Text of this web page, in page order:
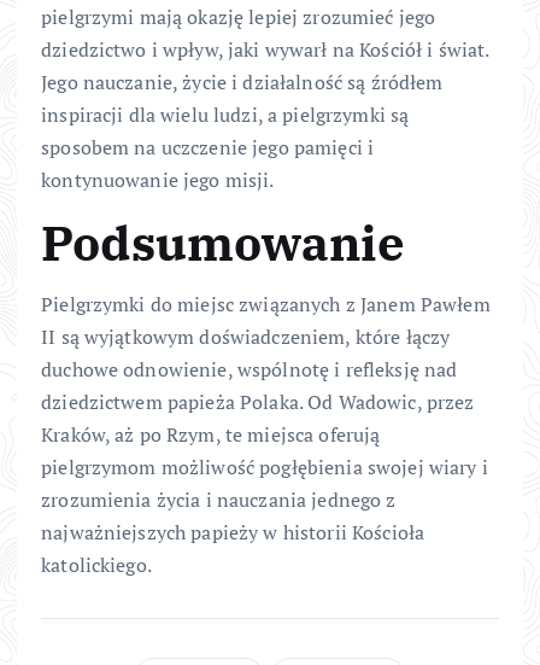
pielgrzymi mają okazję lepiej zrozumieć jego
dziedzictwo i wpływ, jaki wywarł na Kościół i świat.
Jego nauczanie, życie i działalność są źródłem
inspiracji dla wielu ludzi, a pielgrzymki są
sposobem na uczczenie jego pamięci i
kontynuowanie jego misji.
Podsumowanie
Pielgrzymki do miejsc związanych z Janem Pawłem
II są wyjątkowym doświadczeniem, które łączy
duchowe odnowienie, wspólnotę i refleksję nad
dziedzictwem papieża Polaka. Od Wadowic, przez
Kraków, aż po Rzym, te miejsca oferują
pielgrzymom możliwość pogłębienia swojej wiary i
zrozumienia życia i nauczania jednego z
najważniejszych papieży w historii Kościoła
katolickiego.